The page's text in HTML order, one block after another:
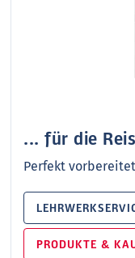
... für die
Perfekt
PRODUKTE &